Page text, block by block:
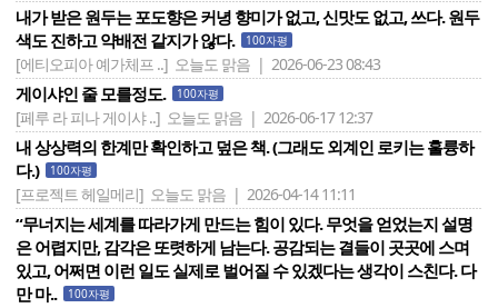
내가 받은 원두는 포도향은 커녕 향미가 없고, 신맛도 없고, 쓰다. 원두
색도 진하고 약배전 같지가 않다.
100자평
[에티오피아 예가체프 ..] 오늘도 맑음 | 2026-06-23 08:43
게이샤인 줄 모를정도. 100자평
[페루 라 피나 게이샤 ..] 오늘도 맑음 | 2026-06-17 12:37
내 상상력의 한계만 확인하고 덮은 책. (그래도 외계인 로키는 훌륭하
다.)
100자평
[프로젝트 헤일메리] 오늘도 맑음 | 2026-04-14 11:11
“무너지는 세계를 따라가게 만드는 힘이 있다. 무엇을 얻었는지 설명
은 어렵지만, 감각은 또렷하게 남는다. 공감되는 결들이 곳곳에 스며
있고, 어쩌면 이런 일도 실제로 벌어질 수 있겠다는 생각이 스친다. 다
만 마..
100자평